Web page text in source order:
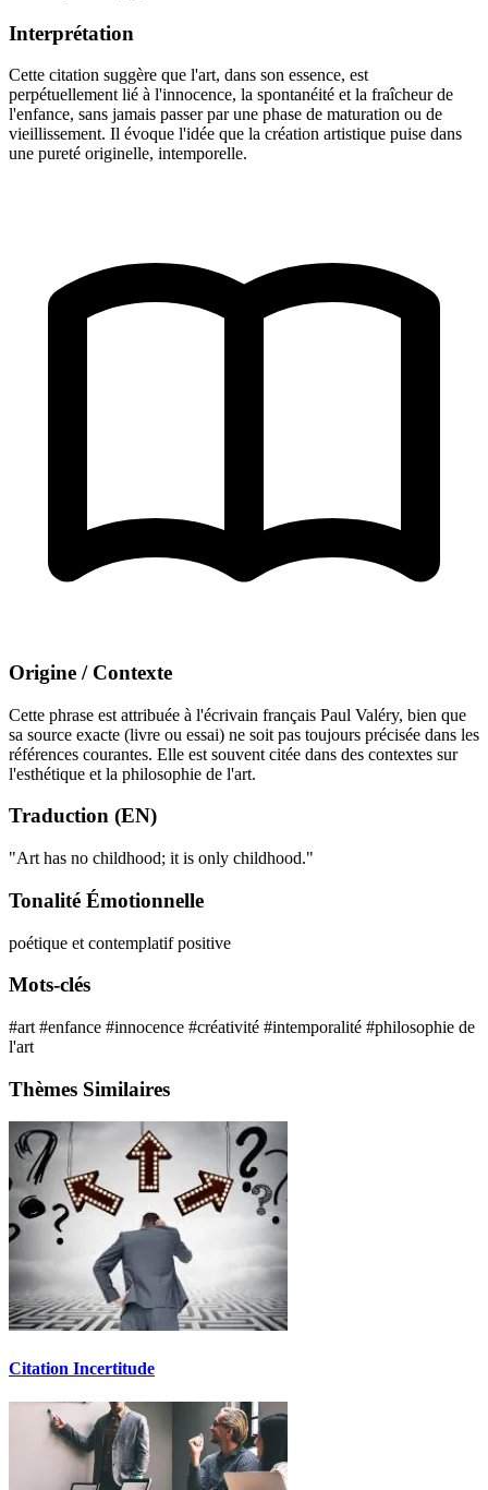
Interprétation
Cette citation suggère que l'art, dans son essence, est
perpétuellement lié à l'innocence, la spontanéité et la fraîcheur de
l'enfance, sans jamais passer par une phase de maturation ou de
vieillissement. Il évoque l'idée que la création artistique puise dans
une pureté originelle, intemporelle.
Origine / Contexte
Cette phrase est attribuée à l'écrivain français Paul Valéry, bien que
sa source exacte (livre ou essai) ne soit pas toujours précisée dans les
références courantes. Elle est souvent citée dans des contextes sur
l'esthétique et la philosophie de l'art.
Traduction (EN)
"Art has no childhood; it is only childhood."
Tonalité Émotionnelle
poétique et contemplatifpositive
Mots-clés
#art #enfance #innocence #créativité #intemporalité #philosophie de
l'art
Thèmes Similaires
Citation Incertitude